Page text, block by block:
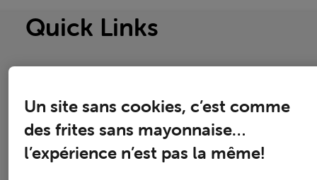
Quick Links
son
déménagement
Configurer
bloquée ?
GSM perdu
ou volé ?
Un site sans cookies, c’est comme
des frites sans mayonnaise…
l’expérience n’est pas la même!